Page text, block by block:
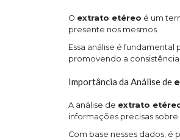
O extrato etéreo é um
presente nos mesmos.
Essa análise é
promovendo a
Importância da Análise de
A análise de extrato
informações precisas
Com base nesses dados, é